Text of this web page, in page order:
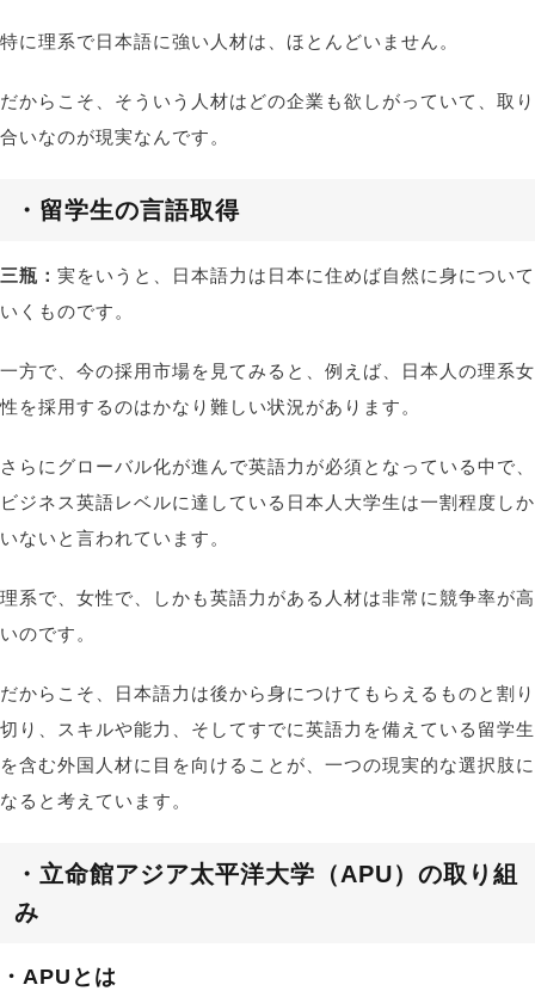
特に理系で日本語に強い人材は、ほとんどいません。
だからこそ、そういう人材はどの企業も欲しがっていて、取り
合いなのが現実なんです。
・留学生の言語取得
三瓶： 実をいうと、日本語力は日本に住めば自然に身について
いくものです。
一方で、今の採用市場を見てみると、例えば、日本人の理系女
性を採用するのはかなり難しい状況があります。
さらにグローバル化が進んで英語力が必須となっている中で、
ビジネス英語レベルに達している日本人大学生は一割程度しか
いないと言われています。
理系で、女性で、しかも英語力がある人材は非常に競争率が高
いのです。
だからこそ、日本語力は後から身につけてもらえるものと割り
切り、スキルや能力、そしてすでに英語力を備えている留学生
を含む外国人材に目を向けることが、一つの現実的な選択肢に
なると考えています。
・立命館アジア太平洋大学（APU）の取り組
み
・APUとは